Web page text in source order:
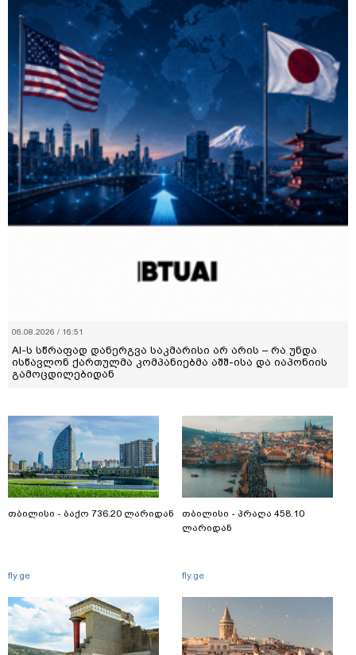
06.08.2026 / 16:51
AI-ს სწრაფად დანერგვა საკმარისი არ არის – რა უნდა
ისწავლონ ქართულმა კომპანიებმა აშშ-ისა და იაპონიის
გამოცდილებიდან
თბილისი - ბაქო 736.20 ლარიდან
fly.ge
თბილისი - პრაღა 458.10
ლარიდან
fly.ge